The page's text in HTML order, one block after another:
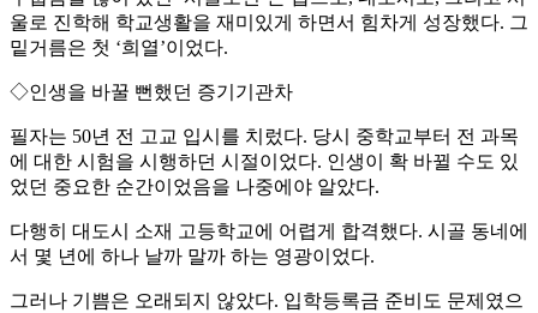
울로 진학해 학교생활을 재미있게 하면서 힘차게 성장했다. 그
밑거름은 첫 ‘희열’이었다.
◇인생을 바꿀 뻔했던 증기기관차
필자는 50년 전 고교 입시를 치렀다. 당시 중학교부터 전 과목
에 대한 시험을 시행하던 시절이었다. 인생이 확 바뀔 수도 있
었던 중요한 순간이었음을 나중에야 알았다.
다행히 대도시 소재 고등학교에 어렵게 합격했다. 시골 동네에
서 몇 년에 하나 날까 말까 하는 영광이었다.
그러나 기쁨은 오래되지 않았다. 입학등록금 준비도 문제였으